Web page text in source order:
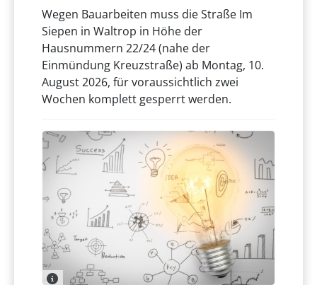
Wegen Bauarbeiten muss die Straße Im
Siepen in Waltrop in Höhe der
Hausnummern 22/24 (nahe der
Einmündung Kreuzstraße) ab Montag, 10.
August 2026, für voraussichtlich zwei
Wochen komplett gesperrt werden.